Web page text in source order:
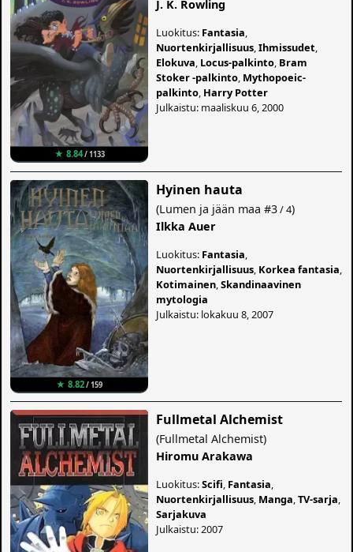
★ 8.84/ 1133
J. K. Rowling
Luokitus: Fantasia
Nuortenkirjallisuus ,Ihmissudet
Elokuva Locus-palkinto Bram
Stoker -palkinto Mythopoeic-
palkinto Harry Potter
Julkaistu: maaliskuu 6, 2000
★ 8.82/ 159
Hyinen hauta
(Lumen ja jään maa #3/ 4)
Ilkka Auer
Luokitus: Fantasia
Nuortenkirjallisuus Korkea fantasia
Kotimainen ,Skandinaavinen
mytologia
Julkaistu: lokakuu 8, 2007
Fullmetal Alchemist
(Fullmetal Alchemist)
Hiromu Arakawa
Luokitus:Scifi Fantasia
Nuortenkirjallisuus Manga ,TV-sarja
Sarjakuva
Julkaistu: 2007